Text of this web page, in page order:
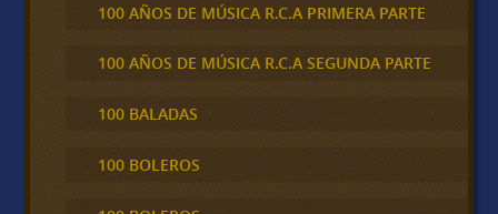
100 AÑOS DE MÚSICA R.C.A PRIMERA PARTE
100 AÑOS DE MÚSICA R.C.A SEGUNDA PARTE
100 BALADAS
100 BOLEROS